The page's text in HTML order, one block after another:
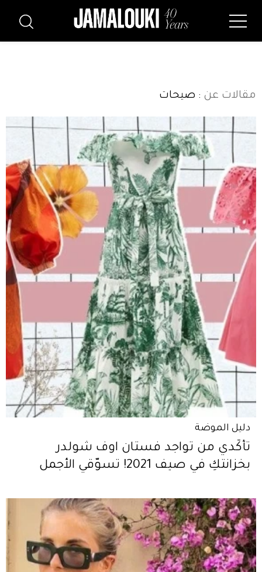
مقالات عن : صيحات
دليل الموضة
تأكّدي من تواجد فستان اوف شولدر
بخزانتكِ في صيف 2021! تسوّقي الأجمل